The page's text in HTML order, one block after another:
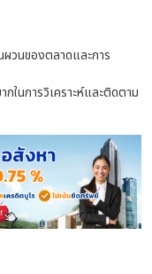
วนของตลาดและการ
กในการวิเคราะห์และติดตาม